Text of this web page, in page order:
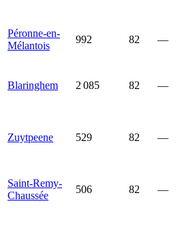
Péronne-en-
Mélantois
992 82 —
Blaringhem 2 085 82 —
Zuytpeene 529 82 —
Saint-Remy-
Chaussée
506 82 —